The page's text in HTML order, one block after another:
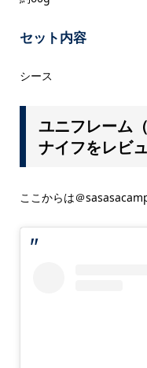
セット内容
シース
ユニフレーム
ナイフをレビ
ここからは＠